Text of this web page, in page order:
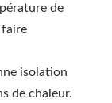
de
faire
isolation
de chaleur.